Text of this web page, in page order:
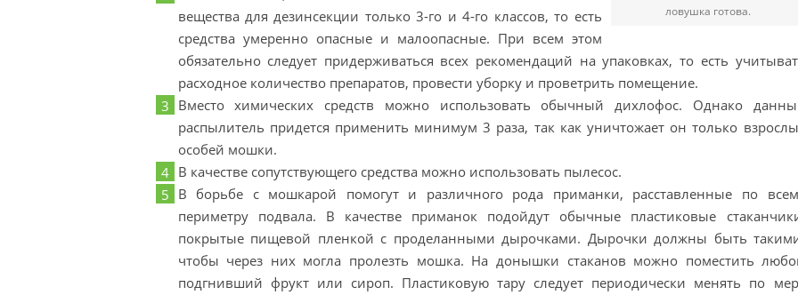
ловушка готова.
вещества для дезинсекции только 3-го и 4-го классов, то есть
средства умеренно опасные и малоопасные. При всем этом
обязательно следует придерживаться всех рекомендаций на упаковках, то есть
расходное количество препаратов, провести уборку и проветрить помещение.
Вместо химических средств можно использовать обычный дихлофос. Однако
распылитель придется применить минимум 3 раза, так как уничтожает он только
особей мошки.
В качестве сопутствующего средства можно использовать пылесос.
В борьбе с мошкарой помогут и различного рода приманки, расставленные по
периметру подвала. В качестве приманок подойдут обычные пластиковые
покрытые пищевой пленкой с проделанными дырочками. Дырочки должны быть
чтобы через них могла пролезть мошка. На донышки стаканов можно поместить
подгнивший фрукт или сироп. Пластиковую тару следует периодически менять по